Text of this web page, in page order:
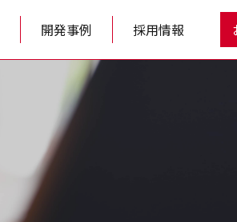
開発事例 採用情報